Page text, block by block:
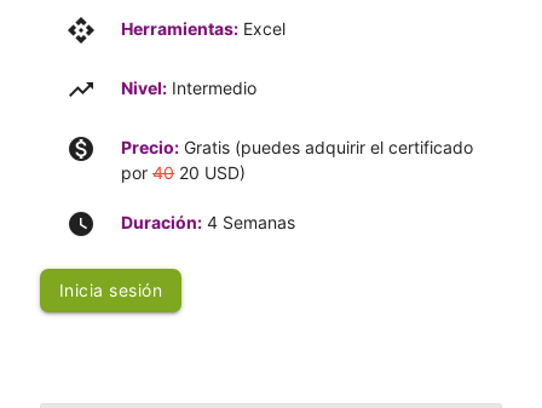
api Herramientas: Excel
trending_up Nivel: Intermedio
monetization_on Precio: Gratis (puedes adquirir el certificado
por40 20 USD)
watch_later Duración: 4 Semanas
Inicia sesión